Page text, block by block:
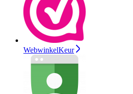
WebwinkelKeur